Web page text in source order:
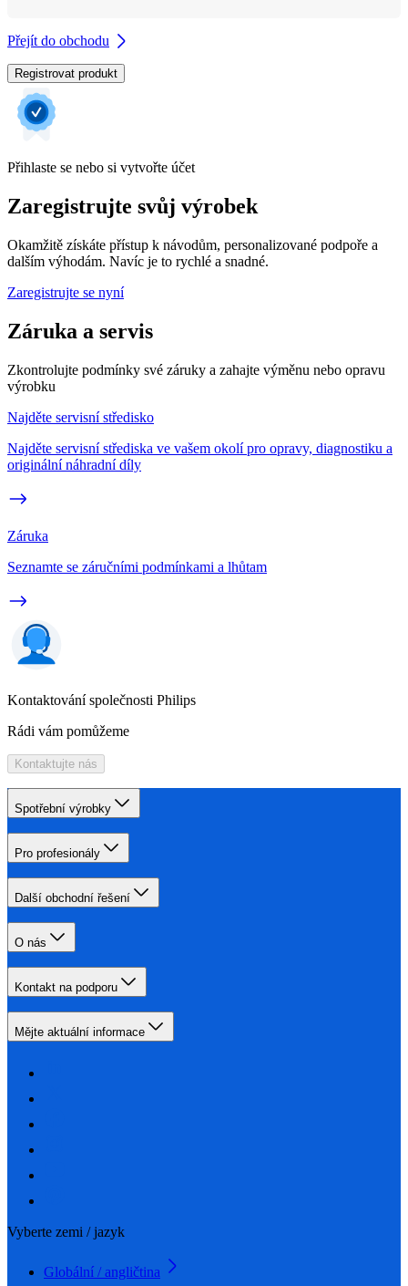
Přejít do obchodu
Registrovat produkt
Přihlaste se nebo si vytvořte účet
Zaregistrujte svůj výrobek
Okamžitě získáte přístup k návodům, personalizované podpoře a
dalším výhodám. Navíc je to rychlé a snadné.
Zaregistrujte se nyní
Záruka a servis
Zkontrolujte podmínky své záruky a zahajte výměnu nebo opravu
výrobku
Najděte servisní středisko
Najděte servisní střediska ve vašem okolí pro opravy, diagnostiku a
originální náhradní díly
Záruka
Seznamte se záručními podmínkami a lhůtam
Kontaktování společnosti Philips
Rádi vám pomůžeme
Kontaktujte nás
Spotřební výrobky
Pro profesionály
Další obchodní řešení
O nás
Kontakt na podporu
Mějte aktuální informace
Vyberte zemi / jazyk
Globální / angličtina